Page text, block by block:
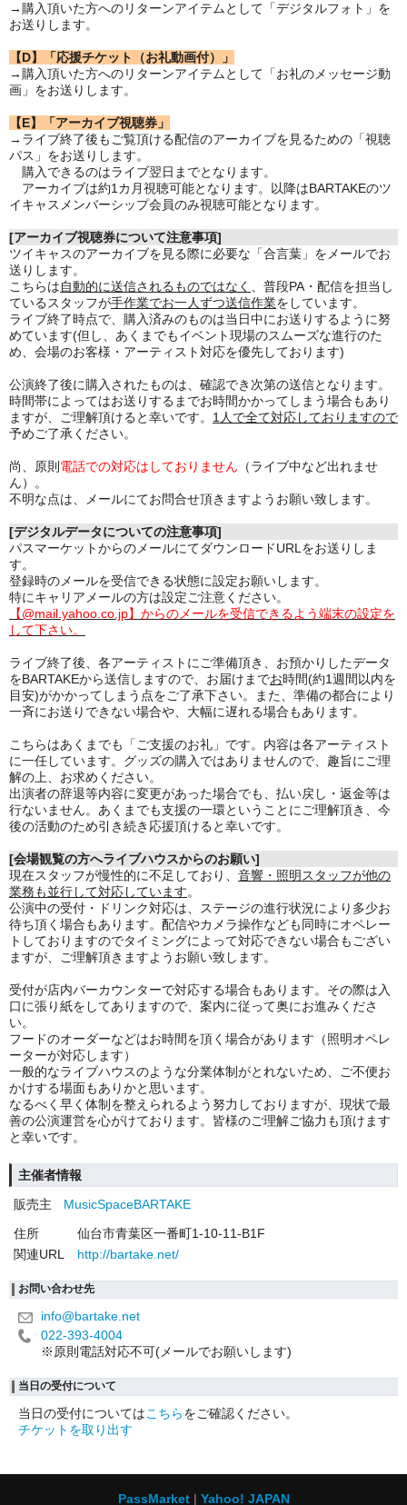
→購入頂いた方へのリターンアイテムとして「デジタルフォト」を
お送りします。
【D】「応援チケット（お礼動画付）」
→購入頂いた方へのリターンアイテムとして「お礼のメッセージ動
画」をお送りします。
【E】「アーカイブ視聴券」
→ライブ終了後もご覧頂ける配信のアーカイブを見るための「視聴
パス」をお送りします。
購入できるのはライブ翌日までとなります。
アーカイブは約1カ月視聴可能となります。以降はBARTAKEのツ
イキャスメンバーシップ会員のみ視聴可能となります。
[アーカイブ視聴券について注意事項]
ツイキャスのアーカイブを見る際に必要な「合言葉」をメールでお
送りします。
こちらは自動的に送信されるものではなく
、普段PA・配信を担当し
ているスタッフが手作業でお一人ずつ送信作業をしています。
ライブ終了時点で、購入済みのものは当日中にお送りするように努
めています(但し、あくまでもイベント現場のスムーズな進行のた
め、会場のお客様・アーティスト対応を優先しております)
公演終了後に購入されたものは、確認でき次第の送信となります。
時間帯によってはお送りするまでお時間かかってしまう場合もあり
ますが、ご理解頂けると幸いです。 1人で全て対応しておりますので
予めご了承ください。
尚、原則 電話での対応はしておりません （ライブ中など出れませ
ん）。
不明な点は、メールにてお問合せ頂きますようお願い致します。
[デジタルデータについての注意事項]
パスマーケットからのメールにてダウンロードURLをお送りしま
す。
登録時のメールを受信できる状態に設定お願いします。
特にキャリアメールの方は設定ご注意ください。
【@mail.yahoo.co.jp】からのメールを受信できるよう端末の設定を
して下さい。
ライブ終了後、各アーティストにご準備頂き、お預かりしたデータ
をBARTAKEから送信しますので、お届けまでお時間(約1週間以内を
目安)がかかってしまう点をご了承下さい。また、準備の都合により
一斉にお送りできない場合や、大幅に遅れる場合もあります。
こちらはあくまでも「ご支援のお礼」です。内容は各アーティスト
に一任しています。グッズの購入ではありませんので、趣旨にご理
解の上、お求めください。
出演者の辞退等内容に変更があった場合でも、払い戻し・返金等は
行ないません。あくまでも支援の一環ということにご理解頂き、今
後の活動のため引き続き応援頂けると幸いです。
[会場観覧の方へライブハウスからのお願い]
現在スタッフが慢性的に不足しており、 音響・照明スタッフが他の
業務も並行して対応しています。
公演中の受付・ドリンク対応は、ステージの進行状況により多少お
待ち頂く場合もあります。 配信やカメラ操作なども同時にオペレー
トしておりますのでタイミングによって対応できない場合もござい
ますが、
ご理解頂きますようお願い致します。
受付が店内バーカウンターで対応する場合もあります。その際は入
口に張り紙をしてありますので、案内に従って奥にお進みくださ
い。
フードのオーダーなどはお時間を頂く場合があります（照明オペレ
ーターが対応します）
一般的なライブハウスのような分業体制がとれないため、ご不便お
かけする場面もありかと思います。
なるべく早く体制を整えられるよう努力しておりますが、現状で最
善の公演運営を心がけております。皆様のご理解ご協力も頂けます
と幸いです。
主催者情報
販売主
MusicSpaceBARTAKE
住所
仙台市青葉区一番町1-10-11-B1F
関連URL
http://bartake.net/
お問い合わせ先
info@bartake.net
022-393-4004
※原則電話対応不可(メールでお願いします)
当日の受付について
当日の受付についてはこちらをご確認ください。
チケットを取り出す
PassMarket Yahoo! JAPAN